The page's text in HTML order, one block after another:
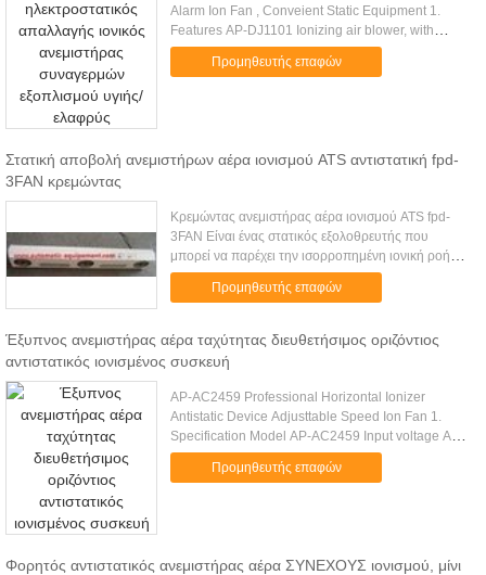
Alarm Ion Fan , Conveient Static Equipment 1.
Features AP-DJ1101 Ionizing air blower, with
compact structure and elegant appearance. The
fan speed can be adjusted ...
Προμηθευτής επαφών
Στατική αποβολή ανεμιστήρων αέρα ιονισμού ATS αντιστατική fpd-
3FAN κρεμώντας
Κρεμώντας ανεμιστήρας αέρα ιονισμού ATS fpd-
3FAN Είναι ένας στατικός εξολοθρευτής που
μπορεί να παρέχει την ισορροπημένη ιονική ροή
στη μεγάλης κλίμακας περιοχή. Μπορέστε να
αποβάλετε ή να εξουδετερώσετε στατικ...
Προμηθευτής επαφών
Έξυπνος ανεμιστήρας αέρα ταχύτητας διευθετήσιμος οριζόντιος
αντιστατικός ιονισμένος συσκευή
AP-AC2459 Professional Horizontal Ionizer
Antistatic Device Adjusttable Speed Ion Fan 1.
Specification Model AP-AC2459 Input voltage AC
220V /50Hz or 110V/60 Hz Power 50W/250W(heat)
Ion balance ≤ |±10V |(300mm ...
Προμηθευτής επαφών
Φορητός αντιστατικός ανεμιστήρας αέρα ΣΥΝΕΧΟΥΣ ιονισμού, μίνι